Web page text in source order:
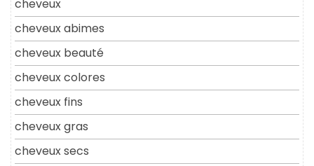
cheveux
cheveux abimes
cheveux beauté
cheveux colores
cheveux fins
cheveux gras
cheveux secs